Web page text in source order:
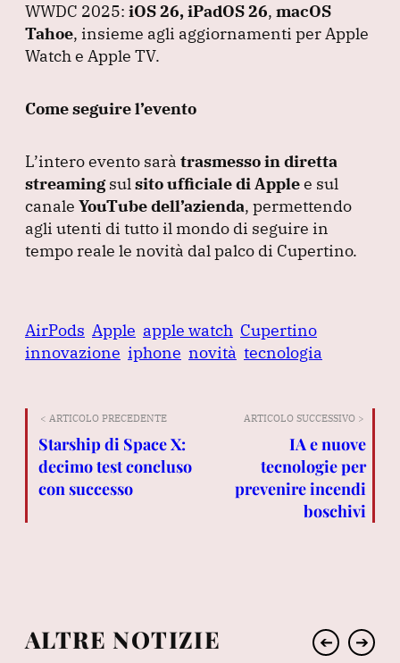
WWDC 2025: iOS 26, iPadOS 26, macOS
Tahoe, insieme agli aggiornamenti per Apple
Watch e Apple TV.
Come seguire l’evento
L’intero evento sarà trasmesso in diretta
streamingsulsito ufficiale di Applee sul
canale YouTube dell’azienda, permettendo
agli utenti di tutto il mondo di seguire in
tempo reale le novità dal palco di Cupertino.
AirPods Apple apple watch Cupertino
innovazione iphone novità tecnologia
< ARTICOLO PRECEDENTE
Starship di Space X:
decimo test concluso
con successo
ARTICOLO SUCCESSIVO >
IA e nuove
tecnologie per
prevenire incendi
boschivi
ALTRE NOTIZIE ➔ ➔